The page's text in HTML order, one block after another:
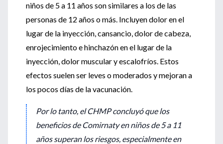
niños de 5 a 11 años son similares a los de las
personas de 12 años o más. Incluyen dolor en el
lugar de la inyección, cansancio, dolor de cabeza,
enrojecimiento e hinchazón en el lugar de la
inyección, dolor muscular y escalofríos. Estos
efectos suelen ser leves o moderados y mejoran a
los pocos días de la vacunación.
Por lo tanto, el CHMP concluyó que los
beneficios de Comirnaty en niños de 5 a 11
años superan los riesgos, especialmente en